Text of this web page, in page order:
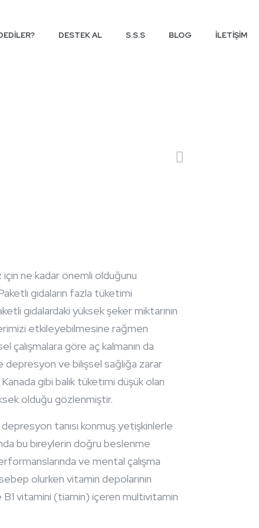
DESTEK AL S.S.S BLOG İLETİŞİM
için ne kadar önemli olduğunu
gıdaların fazla tüketimi
gıdalardaki yüksek şeker miktarının
etkileyebilmesine rağmen
göre aç kalmanın da
depresyon ve bilişsel sağlığa zarar
gibi balık tüketimi düşük olan
olduğu gözlenmiştir.
tanısı konmuş yetişkinlerle
bu bireylerin doğru beslenme
ve mental çalışma
olurken vitamin depolarının
B1 vitamini (tiamin) içeren multivitamin